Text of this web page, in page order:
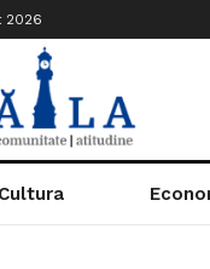
2026
Cultura